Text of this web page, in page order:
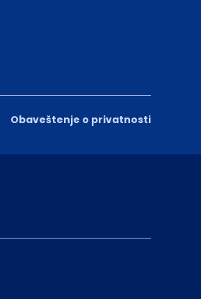
Obaveštenje o privatnosti